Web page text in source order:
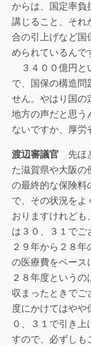
からは、国定率負
講じること、それ
合の引上げなど国
められているんで
３４００億円と
で、国保の構造問
せん。やはり国の
地方の声だと思う
ないですか、厚労
渡辺審議官 先ほ
た滋賀県や大阪の
の最終的な保険料
で、その状況をよ
おりますけれども
は３０、３１でご
２９年から２８
の医療費をベース
２８年度という
収まったときでご
度にかけてはやや
０、３１で引き上
すので、必ずしも